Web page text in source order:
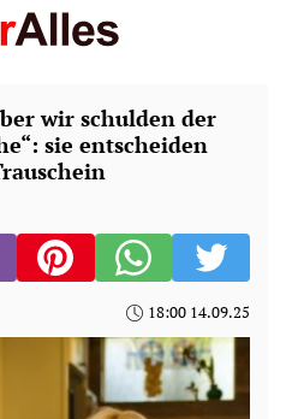
wir schulden der
sie entscheiden
18:00 14.09.25